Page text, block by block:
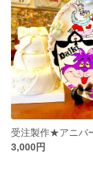
3,000円